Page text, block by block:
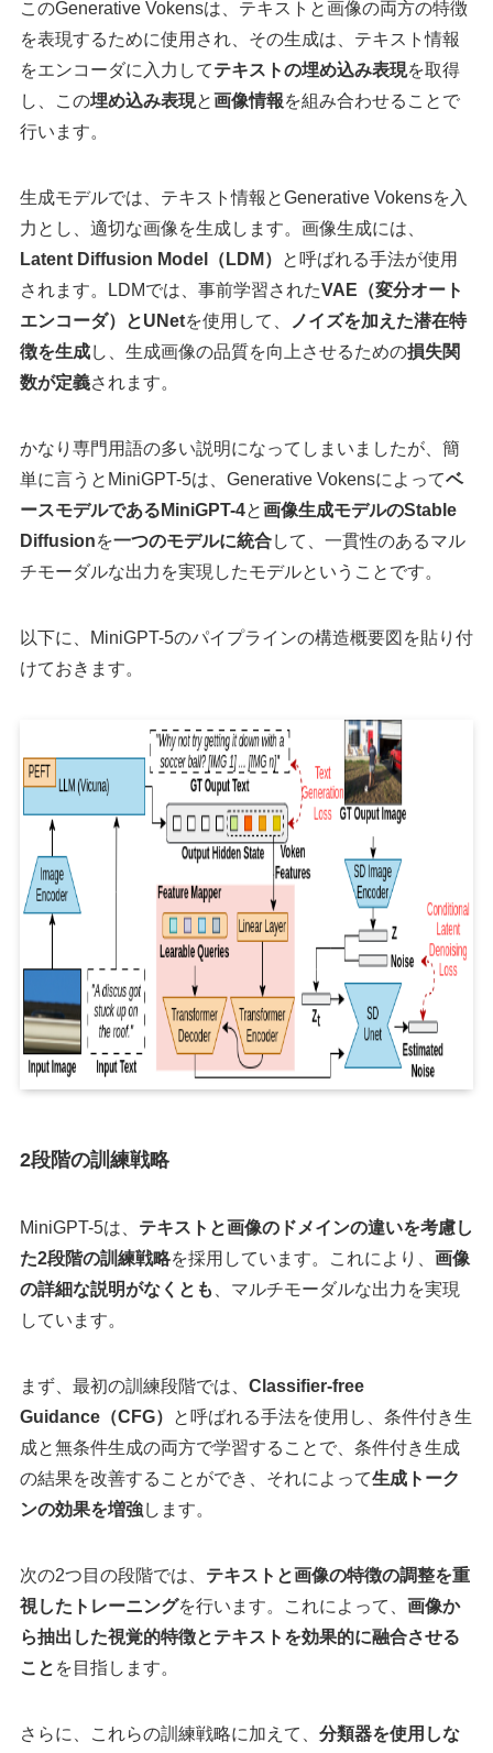
このGenerative Vokensは、テキストと画像の両方の特徴
を表現するために使用され、その生成は、テキスト情報
をエンコーダに入力してテキストの埋め込み表現を取得
し、この埋め込み表現と画像情報を組み合わせることで
行います。
生成モデルでは、テキスト情報とGenerative Vokensを入
力とし、適切な画像を生成します。画像生成には、
Latent Diffusion Model（LDM）
と呼ばれる手法が使用
されます。LDMでは、事前学習されたVAE（変分オート
エンコーダ）とUNetを使用して、
ノイズを加えた潜在特
徴を生成し、生成画像の品質を向上させるための損失関
数が定義されます。
かなり専門用語の多い説明になってしまいましたが、簡
単に言うとMiniGPT-5は、Generative Vokensによってベ
ースモデルであるMiniGPT-4と画像生成モデルのStable
Diffusionを一つのモデルに統合して、一貫性のあるマル
チモーダルな出力を実現したモデルということです。
以下に、MiniGPT-5のパイプラインの構造概要図を貼り付
けておきます。
2段階の訓練戦略
MiniGPT-5は、 テキストと画像のドメインの違いを考慮し
た2段階の訓練戦略を採用しています。これにより、 画像
の詳細な説明がなくとも
、マルチモーダルな出力を実現
しています。
まず、最初の訓練段階では、 Classifier-free
Guidance（CFG）
と呼ばれる手法を使用し、条件付き生
成と無条件生成の両方で学習することで、条件付き生成
の結果を改善することができ、それによって生成トーク
ンの効果を増強します。
次の2つ目の段階では、 テキストと画像の特徴の調整を重
視したトレーニングを行います。これによって、 画像か
ら抽出した視覚的特徴とテキストを効果的に融合させる
こと を目指します。
さらに、これらの訓練戦略に加えて、 分類器を使用しな